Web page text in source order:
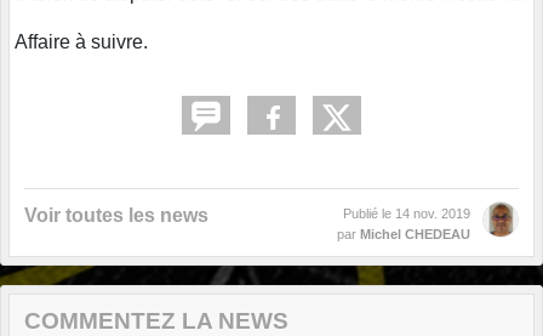
Affaire à suivre.
Voir toutes les news Publié le 14 nov. 2019
par Michel CHEDEAU
COMMENTEZ LA NEWS